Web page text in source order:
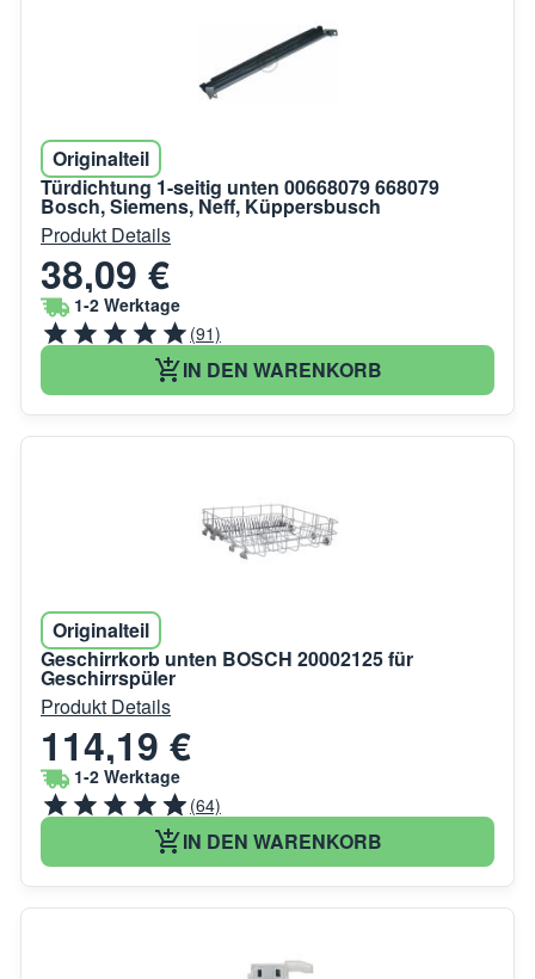
Originalteil
Türdichtung 1-seitig unten 00668079 668079
Bosch, Siemens, Neff, Küppersbusch
Produkt Details
38,09 €
1-2 Werktage
(91)
IN DEN WARENKORB
Originalteil
Geschirrkorb unten BOSCH 20002125 für
Geschirrspüler
Produkt Details
114,19 €
1-2 Werktage
(64)
IN DEN WARENKORB